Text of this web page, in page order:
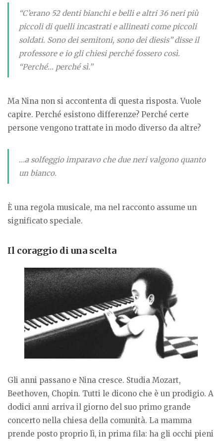
“C’erano 52 denti bianchi e belli e altri 36 neri più
piccoli di quelli incastrati e allineati come piccoli
soldati. Sono dei semitoni, sono dei diesis” disse il
professore e io gli chiesi perché fossero così.
“Perché… perché sì.”
Ma Nina non si accontenta di questa risposta. Vuole
capire. Perché esistono differenze? Perché certe
persone vengono trattate in modo diverso da altre?
…a solfeggio imparavo che due neri valgono quanto
un bianco.
È una regola musicale, ma nel racconto assume un
significato speciale.
Il coraggio di una scelta
Gli anni passano e Nina cresce. Studia Mozart,
Beethoven, Chopin. Tutti le dicono che è un prodigio. A
dodici anni arriva il giorno del suo primo grande
concerto nella chiesa della comunità. La mamma
prende posto proprio lì, in prima fila: ha gli occhi pieni